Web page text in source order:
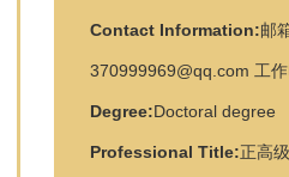
Contact Information:邮
370999969@qq.com 工
Degree:Doctoral degree
Professional Title:正高